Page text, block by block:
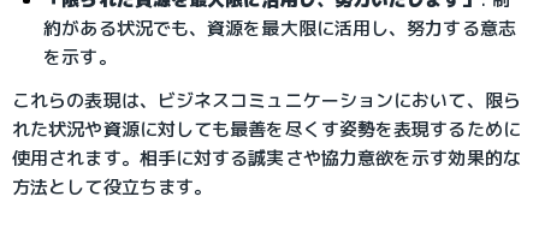
約がある状況でも、資源を最大限に活用し、努力する意志
を示す。
これらの表現は、ビジネスコミュニケーションにおいて、限ら
れた状況や資源に対しても最善を尽くす姿勢を表現するために
使用されます。相手に対する誠実さや協力意欲を示す効果的な
方法として役立ちます。